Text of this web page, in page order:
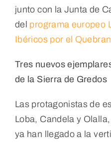
junto con la Junta de
del programa europeo
Ibéricos por el
Tres nuevos
de la Sierra de Gredos
Las protagonistas de
Loba, Candela y
ya han llegado a la